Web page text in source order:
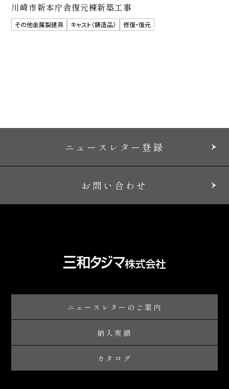
川崎市新本庁舎復元棟新築工事
その他金属製建具 キャスト（鋳造品） 修復・復元
ニュースレター登録
お問い合わせ
ニュースレターのご案内
納入実績
カタログ